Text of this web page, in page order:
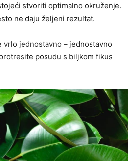
stvoriti optimalno okruženje.
ne daju željeni rezultat.
vrlo jednostavno – jednostavno
posudu s biljkom fikus